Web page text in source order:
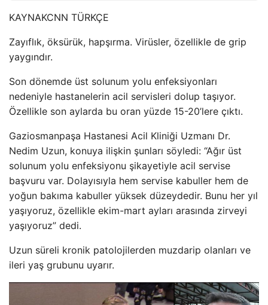
KAYNAKCNN TÜRKÇE
Zayıflık, öksürük, hapşırma. Virüsler, özellikle de grip
yaygındır.
Son dönemde üst solunum yolu enfeksiyonları
nedeniyle hastanelerin acil servisleri dolup taşıyor.
Özellikle son aylarda bu oran yüzde 15-20’lere çıktı.
Gaziosmanpaşa Hastanesi Acil Kliniği Uzmanı Dr.
Nedim Uzun, konuya ilişkin şunları söyledi: “Ağır üst
solunum yolu enfeksiyonu şikayetiyle acil servise
başvuru var. Dolayısıyla hem servise kabuller hem de
yoğun bakıma kabuller yüksek düzeydedir. Bunu her yıl
yaşıyoruz, özellikle ekim-mart ayları arasında zirveyi
yaşıyoruz” dedi.
Uzun süreli kronik patolojilerden muzdarip olanları ve
ileri yaş grubunu uyarır.